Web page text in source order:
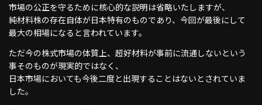
市場の公正を守るために核心的な説明は省略いたしますが、
純材料株の存在自体が日本特有のものであり、今回が最後にして
最大の相場になると言われています。
ただ今の株式市場の体質上、超好材料が事前に流通しないという
事そのものが現実的ではなく、
日本市場においても今後二度と出現することはないとされていま
した。